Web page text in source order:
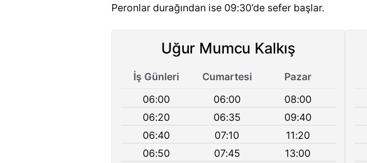
Peronlar durağından ise 09:30’de sefer başlar.
Uğur Mumcu Kalkış
İş Günleri Cumartesi
Pazar
06:00
06:00
08:00
06:20
06:35
09:40
06:40
07:10
11:20
06:50
07:45
13:00